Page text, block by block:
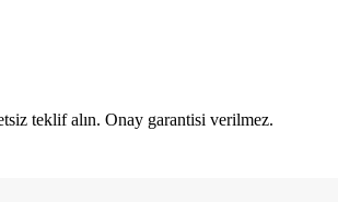
teklif alın. Onay garantisi verilmez.